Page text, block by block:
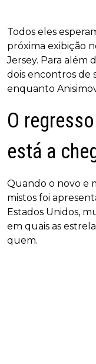
Todos eles
próxima exibição
Jersey. Para além
dois encontros de
enquanto
O
está a
Quando o novo e
mistos foi
Estados Unidos,
em quais as
quem.